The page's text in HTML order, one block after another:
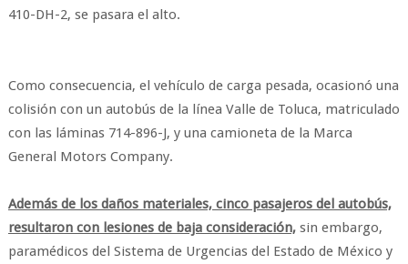
410-DH-2, se pasara el alto.
Como consecuencia, el vehículo de carga pesada, ocasionó una
colisión con un autobús de la línea Valle de Toluca, matriculado
con las láminas 714-896-J, y una camioneta de la Marca
General Motors Company.
Además de los daños materiales, cinco pasajeros del autobús,
resultaron con lesiones de baja consideración,sin embargo,
paramédicos del Sistema de Urgencias del Estado de México y